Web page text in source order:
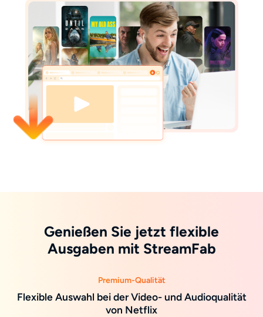
Genießen Sie jetzt flexible
Ausgaben mit StreamFab
Premium-Qualität
Flexible Auswahl bei der Video- und Audioqualität
von Netflix